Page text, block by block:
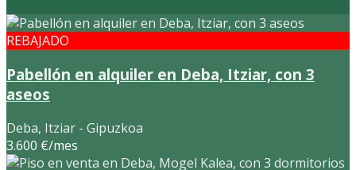
REBAJADO
Pabellón en alquiler en Deba, Itziar, con 3
aseos
Deba, Itziar - Gipuzkoa
3.600 €/mes